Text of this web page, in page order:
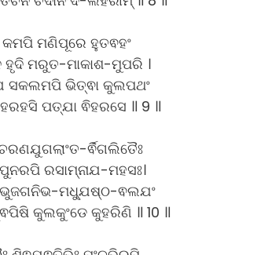
କମପି ମଣିପୂରେ ହୁତଵହଂ
ହୃଦି ମରୁତ-ମାକାଶ-ମୁପରି ।
ସକଲମପି ଭିତ୍ଵା କୁଲପଥଂ
ପତ୍ଯା ଵିହରସେ ॥ 9 ॥
ର୍ଵିଗଲିତୈଃ
ପୁନରପି ରସାମ୍ନାଯ-ମହସଃ।
ଭୁଜଗନିଭ-ମଧ୍ଯୁଷ୍ଠ-ଵଲଯଂ
କୁଲକୁଂଡେ କୁହରିଣି ॥ 10 ॥